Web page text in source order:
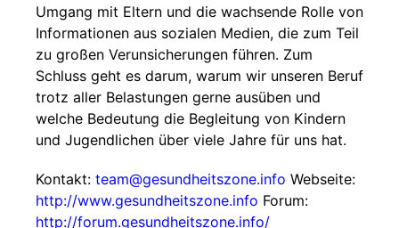
Umgang mit Eltern und die wachsende Rolle von
Informationen aus sozialen Medien, die zum Teil
zu großen Verunsicherungen führen. Zum
Schluss geht es darum, warum wir unseren Beruf
trotz aller Belastungen gerne ausüben und
welche Bedeutung die Begleitung von Kindern
und Jugendlichen über viele Jahre für uns hat.
Kontakt: team@gesundheitszone.info Webseite:
http://www.gesundheitszone.info Forum:
http://forum.gesundheitszone.info/